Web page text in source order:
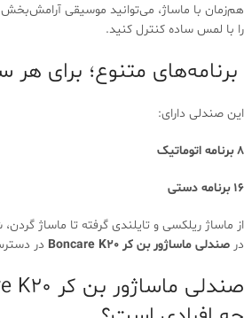
هم‌زمان با ماساژ، می‌توانید موسیقی
را با لمس ساده کنترل کنید.
برنامه‌های متنوع؛ برای هر
این صندلی دارای:
8 برنامه اتوماتیک
16 برنامه دستی
از ماساژ ریلکسی و تایلندی گرفته تا ماساژ
در صندلی ماساژور بن کر Boncare K20 در